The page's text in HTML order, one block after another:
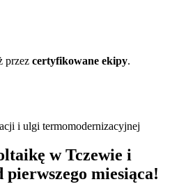
przez certyfikowane ekipy.
i ulgi termomodernizacyjnej
w Tczewie i
pierwszego miesiąca!